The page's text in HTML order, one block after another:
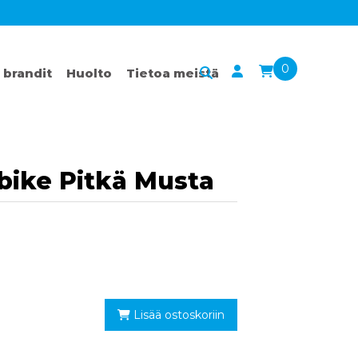
brandit Huolto Tietoa meistä 0
Pitkä Musta
Lisää ostoskoriin